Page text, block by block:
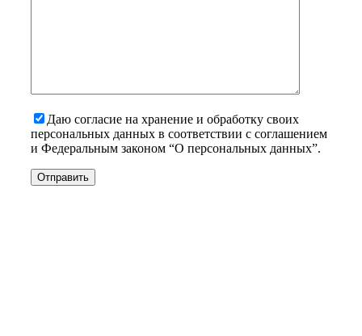
Даю согласие на хранение и обработку своих
персональных данных в соответствии с соглашением
и Федеральным законом “О персональных данных”.